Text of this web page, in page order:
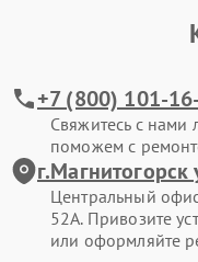
+7 (800) 101-
Свяжитесь с
поможем с
Центральный
52А. Привозите
или оформляйте